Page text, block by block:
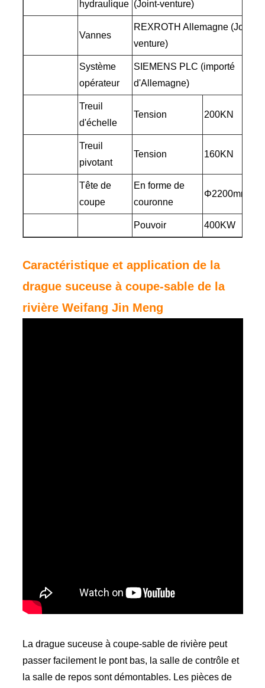
hydraulique (Joint-venture)
Vannes
REXROTH Allemagne (Joint-
venture)
Système
opérateur
SIEMENS PLC (importé
d'Allemagne)
Treuil
d'échelle
Tension 200KN
Treuil
pivotant
Tension 160KN
Tête de
coupe
En forme de
couronne
Φ2200mm
Pouvoir 400KW
Caractéristique et application de la
drague suceuse à coupe-sable de la
rivière Weifang Jin Meng
La drague suceuse à coupe-sable de rivière peut
passer facilement le pont bas, la salle de contrôle et
la salle de repos sont démontables. Les pièces de